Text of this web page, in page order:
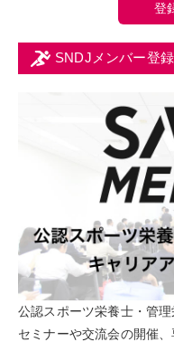
登
SNDJメンバー登録
公認スポーツ栄養士・管
セミナーや交流会の開催